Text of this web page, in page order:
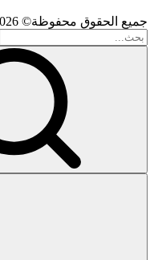
جميع الحقوق محفوظة© 2026 الريادة